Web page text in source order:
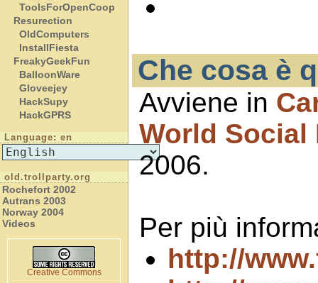
ToolsForOpenCoop
Resurection
OldComputers
InstallFiesta
FreakyGeekFun
BalloonWare
Gloveejey
HackSupy
HackGPRS
Language: en
old.trollparty.org
Rochefort 2002
Autrans 2003
Norway 2004
Videos
Creative Commons
Che cosa è
Avviene in
World Social
2006.
Per più
http://